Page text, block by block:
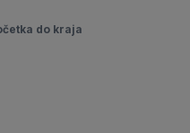
do kraja